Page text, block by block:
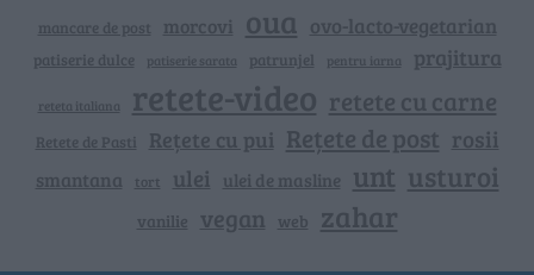
mancare de post morcovi oua ovo-lacto-vegetarian
patiserie dulce patiserie sarata patrunjel pentru iarna prajitura
reteta italiana retete-video retete cu carne
Retete de Pasti Rețete cu pui Rețete de post rosii
smantana tort ulei ulei de masline unt usturoi
vanilie vegan web zahar